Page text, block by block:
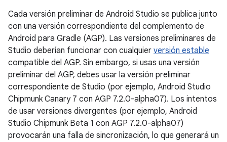
Cada versión preliminar de Android Studio se publica junto
con una versión correspondiente del complemento de
Android para Gradle (AGP). Las versiones preliminares de
Studio deberían funcionar con cualquier versión estable
compatible del AGP. Sin embargo, si usas una versión
preliminar del AGP, debes usar la versión preliminar
correspondiente de Studio (por ejemplo, Android Studio
Chipmunk Canary 7 con AGP 7.2.0-alpha07). Los intentos
de usar versiones divergentes (por ejemplo, Android
Studio Chipmunk Beta 1 con AGP 7.2.0-alpha07)
provocarán una falla de sincronización, lo que generará un